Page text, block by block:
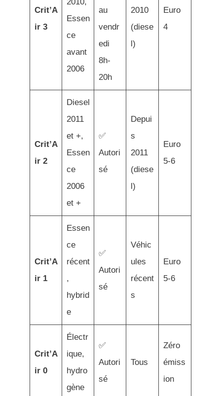
Crit’A
ir 3
Essen
ce
avant
2006
au
vendr
edi
8h-
20h
2010
(diese
l)
Euro
4
Crit’A
ir 2
Diesel
2011
et +,
Essen
ce
2006
et +
✅
Autori
sé
Depui
s
2011
(diese
l)
Euro
5-6
Crit’A
ir 1
Essen
ce
récent
,
hybrid
e
✅
Autori
sé
Véhic
ules
récent
s
Euro
5-6
Crit’A
ir 0
Électr
ique,
hydro
gène
✅
Autori
sé
Tous
Zéro
émiss
ion